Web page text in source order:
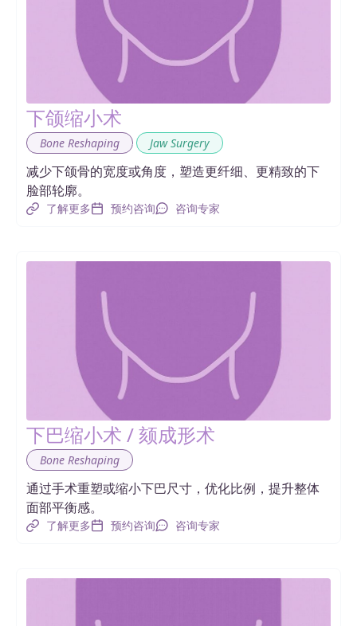
下颌缩小术
Bone Reshaping Jaw Surgery
减少下颌骨的宽度或角度，塑造更纤细、更精致的下
脸部轮廓。
了解更多 预约咨询 咨询专家
下巴缩小术 / 颏成形术
Bone Reshaping
通过手术重塑或缩小下巴尺寸，优化比例，提升整体
面部平衡感。
了解更多 预约咨询 咨询专家